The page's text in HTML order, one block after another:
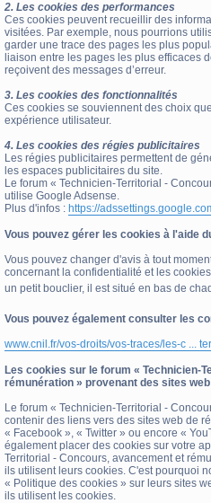
2. Les cookies des performances
Ces cookies peuvent recueillir des
visitées. Par exemple, nous pourrions
garder une trace des pages les plus
liaison entre les pages les plus efficaces
reçoivent des messages d’erreur.
3. Les cookies des fonctionnalités
Ces cookies se souviennent des choix
expérience utilisateur.
4. Les cookies des régies publicitaires
Les régies publicitaires permettent de
les espaces publicitaires du site.
Le forum « Technicien-Territorial -
utilise Google Adsense.
Plus d'infos : https://
Vous pouvez gérer les cookies à l'aide
Vous pouvez changer d'avis à tout
concernant la confidentialité et les
un petit bouclier, il est situé en bas de
Vous pouvez également consulter les
www.cnil.fr/vos-droits/vos-traces/les-c ...
Les cookies sur le forum « Technicien-
rémunération » provenant des sites
Le forum « Technicien-Territorial -
contenir des liens vers des sites web de
« Facebook », « Twitter » ou encore «
également placer des cookies sur votre
Territorial - Concours, avancement et
ils utilisent leurs cookies. C'est pourquoi
« Politique des cookies » sur leurs sites
ils utilisent les cookies.